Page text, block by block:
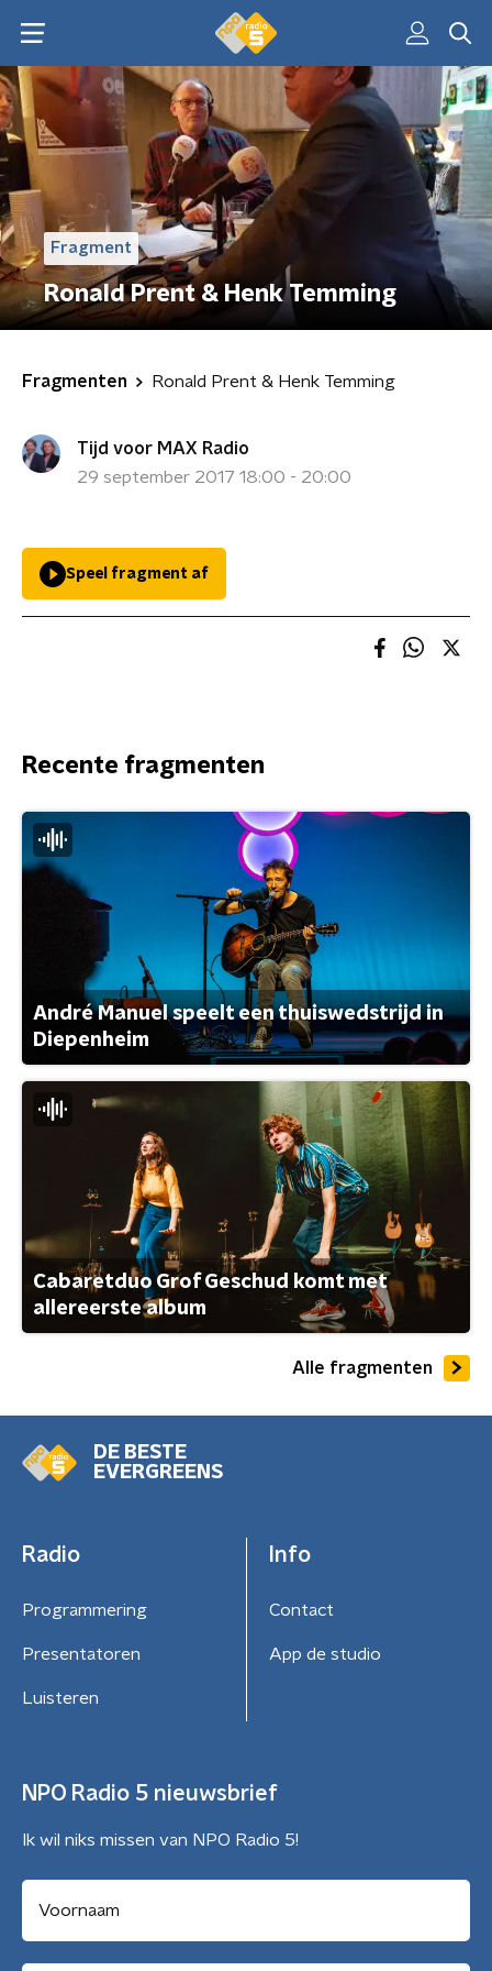
Fragment
Ronald Prent & Henk Temming
Fragmenten Ronald Prent & Henk Temming
Tijd voor MAX Radio
29 september 2017 18:00 - 20:00
Speel fragment af
Recente fragmenten
André Manuel speelt een thuiswedstrijd in
Diepenheim
Cabaretduo Grof Geschud komt met
allereerste album
Alle fragmenten
DE BESTE
EVERGREENS
Radio
Programmering
Presentatoren
Luisteren
Info
Contact
App de studio
NPO Radio 5 nieuwsbrief
Ik wil niks missen van NPO Radio 5!